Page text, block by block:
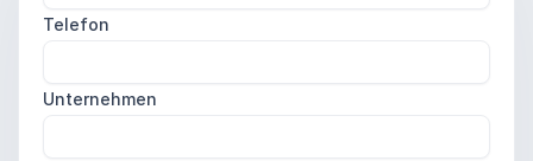
Telefon
Unternehmen